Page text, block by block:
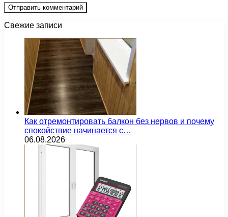
Свежие записи
Как отремонтировать балкон без нервов и почему
спокойствие начинается с…
06.08.2026